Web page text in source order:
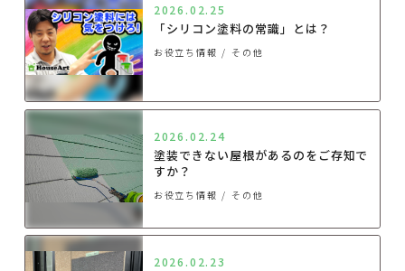
2026.02.25
「シリコン塗料の常識」とは？
お役立ち情報 その他
2026.02.24
塗装できない屋根があるのをご存知で
すか？
お役立ち情報 その他
2026.02.23